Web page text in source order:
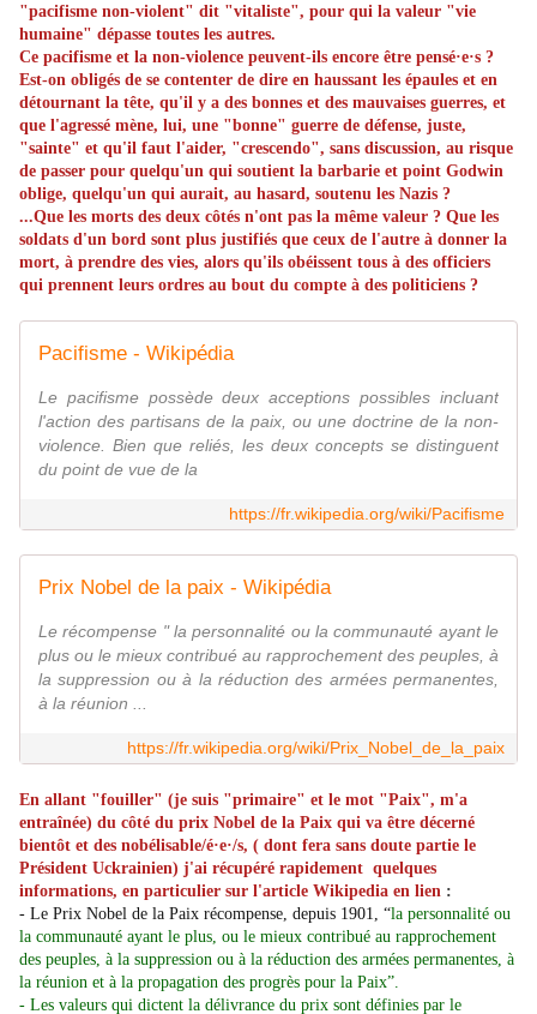
"pacifisme non-violent" dit "vitaliste", pour qui la valeur "vie
humaine" dépasse toutes les autres.
Ce pacifisme et la non-violence peuvent-ils encore être pensé·e·s ?
Est-on obligés de se contenter de dire en haussant les épaules et en
détournant la tête, qu'il y a des bonnes et des mauvaises guerres, et
que l'agressé mène, lui, une "bonne" guerre de défense, juste,
"sainte" et qu'il faut l'aider, "crescendo", sans discussion, au risque
de passer pour quelqu'un qui soutient la barbarie et point Godwin
oblige, quelqu'un qui aurait, au hasard, soutenu les Nazis ?
...Que les morts des deux côtés n'ont pas la même valeur ? Que les
soldats d'un bord sont plus justifiés que ceux de l'autre à donner la
mort, à prendre des vies, alors qu'ils obéissent tous à des officiers
qui prennent leurs ordres au bout du compte à des politiciens ?
Pacifisme - Wikipédia
Le pacifisme possède deux acceptions possibles incluant
l'action des partisans de la paix, ou une doctrine de la non-
violence. Bien que reliés, les deux concepts se distinguent
du point de vue de la
https://fr.wikipedia.org/wiki/Pacifisme
Prix Nobel de la paix - Wikipédia
Le récompense " la personnalité ou la communauté ayant le
plus ou le mieux contribué au rapprochement des peuples, à
la suppression ou à la réduction des armées permanentes,
à la réunion ...
https://fr.wikipedia.org/wiki/Prix_Nobel_de_la_paix
En allant "fouiller" (je suis "primaire" et le mot "Paix", m'a
entraînée) du côté du prix Nobel de la Paix qui va être décerné
bientôt et des nobélisable/é·e·/s, ( dont fera sans doute partie le
Président Uckrainien) j'ai récupéré rapidement quelques
informations, en particulier sur l'article Wikipedia en lien :
- Le Prix Nobel de la Paix récompense, depuis 1901, “la personnalité ou
la communauté ayant le plus, ou le mieux contribué au rapprochement
des peuples, à la suppression ou à la réduction des armées permanentes, à
la réunion et à la propagation des progrès pour la Paix”.
- Les valeurs qui dictent la délivrance du prix sont définies par le